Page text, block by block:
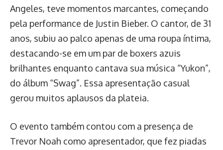
Angeles, teve momentos marcantes, começando
pela performance de Justin Bieber. O cantor, de 31
anos, subiu ao palco apenas de uma roupa íntima,
destacando-se em um par de boxers azuis
brilhantes enquanto cantava sua música “Yukon”,
do álbum “Swag”. Essa apresentação casual
gerou muitos aplausos da plateia.
O evento também contou com a presença de
Trevor Noah como apresentador, que fez piadas